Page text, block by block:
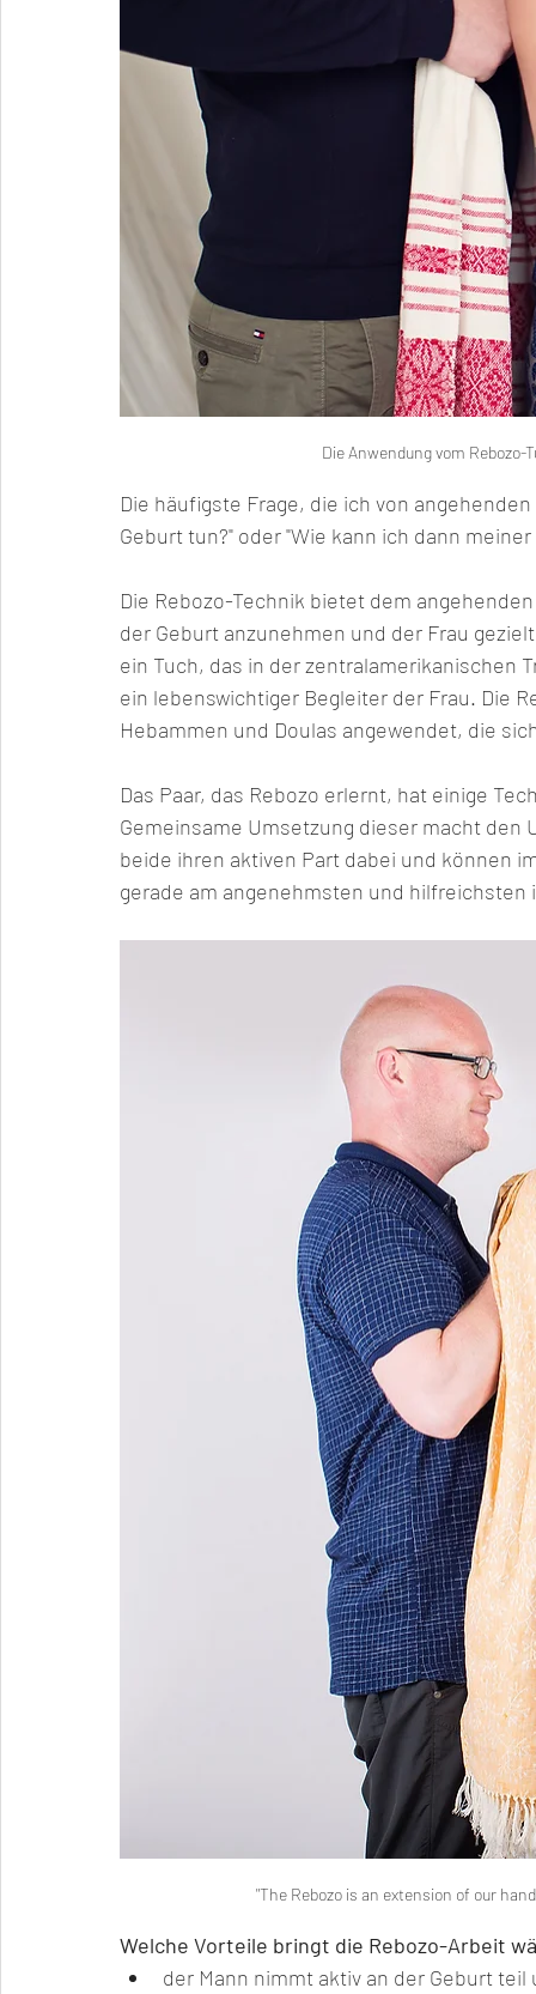
Die Anwendung vom
Die häufigste Frage, die ich von
Geburt tun?" oder "Wie kann ich dann
Die Rebozo-Technik bietet dem
der Geburt anzunehmen und der Frau
ein Tuch, das in der zentralamerikanischen
ein lebenswichtiger Begleiter der Frau. Die
Hebammen und Doulas angewendet, die
Das Paar, das Rebozo erlernt, hat einige
Gemeinsame Umsetzung dieser macht
beide ihren aktiven Part dabei und können
gerade am angenehmsten und hilfreichsten
"The Rebozo is an extension of our
Welche Vorteile bringt die Rebozo-Arbeit
der Mann nimmt aktiv an der Geburt